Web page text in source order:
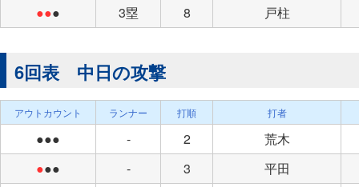
●●● 3塁 8 戸柱
6回表 中日の攻撃
アウトカウント ランナー 打順 打者
●●● - 2
荒木
●●● - 3
平田